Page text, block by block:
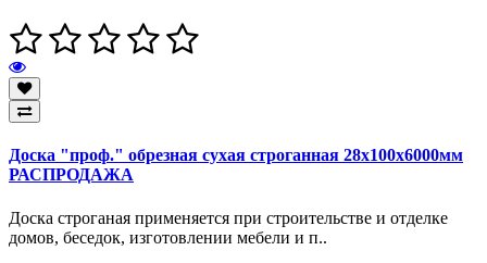
Доска "проф." обрезная сухая строганная 28х100х6000мм
РАСПРОДАЖА
Доска строганая применяется при строительстве и отделке
домов, беседок, изготовлении мебели и п..